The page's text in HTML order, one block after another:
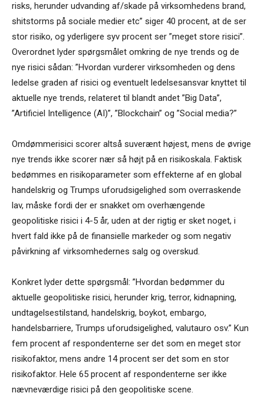
risks, herunder udvanding af/skade på virksomhedens brand,
shitstorms på sociale medier etc” siger 40 procent, at de ser
stor risiko, og yderligere syv procent ser ”meget store risici”.
Overordnet lyder spørgsmålet omkring de nye trends og de
nye risici sådan: ”Hvordan vurderer virksomheden og dens
ledelse graden af risici og eventuelt ledelsesansvar knyttet til
aktuelle nye trends, relateret til blandt andet ”Big Data”,
”Artificiel Intelligence (AI)”, ”Blockchain” og ”Social media?”
Omdømmerisici scorer altså suverænt højest, mens de øvrige
nye trends ikke scorer nær så højt på en risikoskala. Faktisk
bedømmes en risikoparameter som effekterne af en global
handelskrig og Trumps uforudsigelighed som overraskende
lav, måske fordi der er snakket om overhængende
geopolitiske risici i 4-5 år, uden at der rigtig er sket noget, i
hvert fald ikke på de finansielle markeder og som negativ
påvirkning af virksomhedernes salg og overskud.
Konkret lyder dette spørgsmål: ”Hvordan bedømmer du
aktuelle geopolitiske risici, herunder krig, terror, kidnapning,
undtagelsestilstand, handelskrig, boykot, embargo,
handelsbarriere, Trumps uforudsigelighed, valutauro osv.” Kun
fem procent af respondenterne ser det som en meget stor
risikofaktor, mens andre 14 procent ser det som en stor
risikofaktor. Hele 65 procent af respondenterne ser ikke
nævneværdige risici på den geopolitiske scene.